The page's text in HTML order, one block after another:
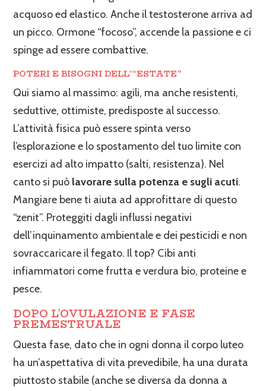
acquoso ed elastico. Anche il testosterone arriva ad
un picco. Ormone “focoso”, accende la passione e ci
spinge ad essere combattive.
POTERI E BISOGNI DELL’“ESTATE”
Qui siamo al massimo: agili, ma anche resistenti,
seduttive, ottimiste, predisposte al successo.
L’attività fisica può essere spinta verso
l’esplorazione e lo spostamento del tuo limite con
esercizi ad alto impatto (salti, resistenza). Nel
canto si può lavorare sulla potenza e sugli acuti.
Mangiare bene ti aiuta ad approfittare di questo
“zenit”. Proteggiti dagli influssi negativi
dell’inquinamento ambientale e dei pesticidi e non
sovraccaricare il fegato. Il top? Cibi anti
infiammatori come frutta e verdura bio, proteine e
pesce.
DOPO L’OVULAZIONE E FASE
PREMESTRUALE
Questa fase, dato che in ogni donna il corpo luteo
ha un’aspettativa di vita prevedibile, ha una durata
piuttosto stabile (anche se diversa da donna a